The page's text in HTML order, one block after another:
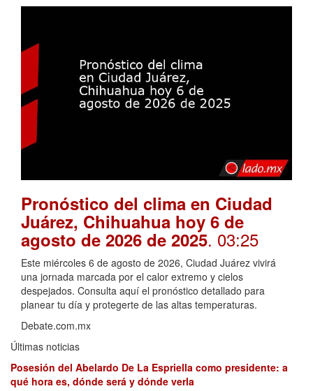
Pronóstico del clima en Ciudad
Juárez, Chihuahua hoy 6 de
agosto de 2026 de 2025. 03:25
Este miércoles 6 de agosto de 2026, Ciudad Juárez vivirá
una jornada marcada por el calor extremo y cielos
despejados. Consulta aquí el pronóstico detallado para
planear tu día y protegerte de las altas temperaturas.
Debate.com.mx
Últimas noticias
Posesión del Abelardo De La Espriella como presidente: a
qué hora es, dónde será y dónde verla